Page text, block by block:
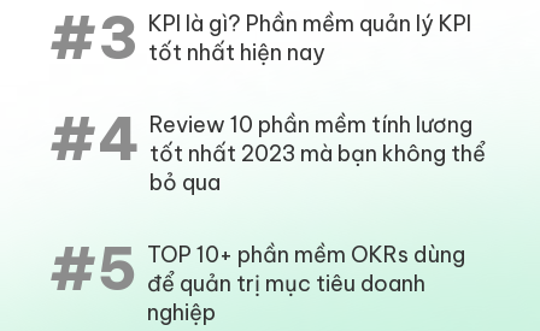
#3 KPI là gì? Phần mềm quản lý KPI
tốt nhất hiện nay
#4 Review 10 phần mềm tính lương
tốt nhất 2023 mà bạn không thể
bỏ qua
#5 TOP 10+ phần mềm OKRs dùng
để quản trị mục tiêu doanh
nghiệp